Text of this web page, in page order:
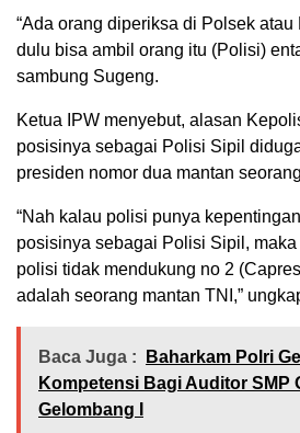
“Ada orang diperiksa di Polsek atau
dulu bisa ambil orang itu (Polisi)
sambung Sugeng.
Ketua IPW menyebut, alasan
posisinya sebagai Polisi Sipil
presiden nomor dua mantan
“Nah kalau polisi punya
posisinya sebagai Polisi Sipil,
polisi tidak mendukung no 2
adalah seorang mantan TNI,”
Baca Juga :
Baharkam Polri
Kompetensi Bagi Auditor SMP
Gelombang I